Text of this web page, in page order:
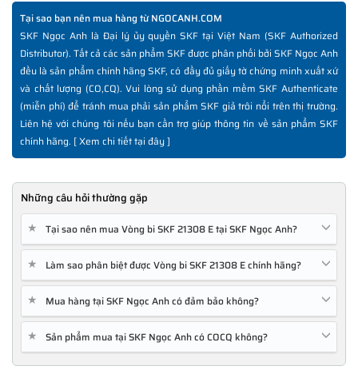
Tại sao bạn nên mua hàng từ NGOCANH.COM
SKF Ngọc Anh là Đại lý ủy quyền SKF tại Việt Nam (SKF Authorized
Distributor). Tất cả các sản phẩm SKF được phân phối bởi SKF Ngọc Anh
đều là sản phẩm chính hãng SKF, có đầy đủ giấy tờ chứng minh xuất xứ
và chất lượng (CO,CQ). Vui lòng sử dụng phần mềm SKF Authenticate
(miễn phí) để tránh mua phải sản phẩm SKF giả trôi nổi trên thị trường.
Liên hệ với chúng tôi nếu bạn cần trợ giúp thông tin về sản phẩm SKF
chính hãng. [Xem chi tiết tại đây]
Những câu hỏi thường gặp
★ Tại sao nên mua Vòng bi SKF 21308 E tại SKF Ngọc Anh?
★ Làm sao phân biệt được Vòng bi SKF 21308 E chính hãng?
★ Mua hàng tại SKF Ngọc Anh có đảm bảo không?
★ Sản phẩm mua tại SKF Ngọc Anh có COCQ không?